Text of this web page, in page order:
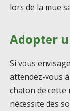
lors de la mue
Adopter
Si vous
attendez-vous
chaton de cette
nécessite des